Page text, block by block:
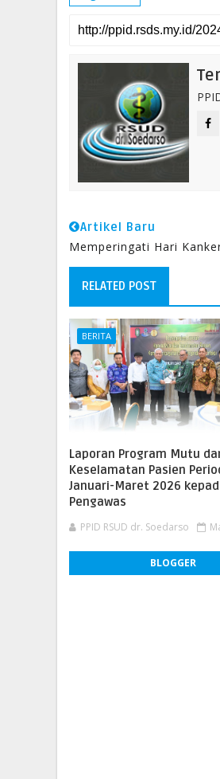
Artikel Baru
Memperingati Hari
RELATED POST
BERITA
Laporan Program Mutu
Keselamatan Pasien
Januari-Maret 2026
Pengawas
PPID RSUD dr. Soedarso
BLOGGER